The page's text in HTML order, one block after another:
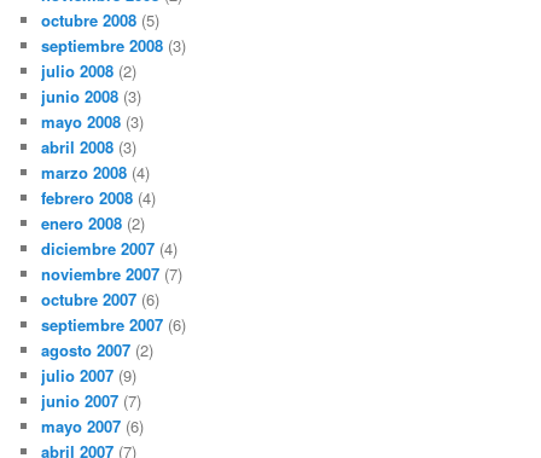
octubre 2008 (5)
septiembre 2008 (3)
julio 2008 (2)
junio 2008 (3)
mayo 2008 (3)
abril 2008 (3)
marzo 2008 (4)
febrero 2008 (4)
enero 2008 (2)
diciembre 2007 (4)
noviembre 2007 (7)
octubre 2007 (6)
septiembre 2007 (6)
agosto 2007 (2)
julio 2007 (9)
junio 2007 (7)
mayo 2007 (6)
abril 2007 (7)